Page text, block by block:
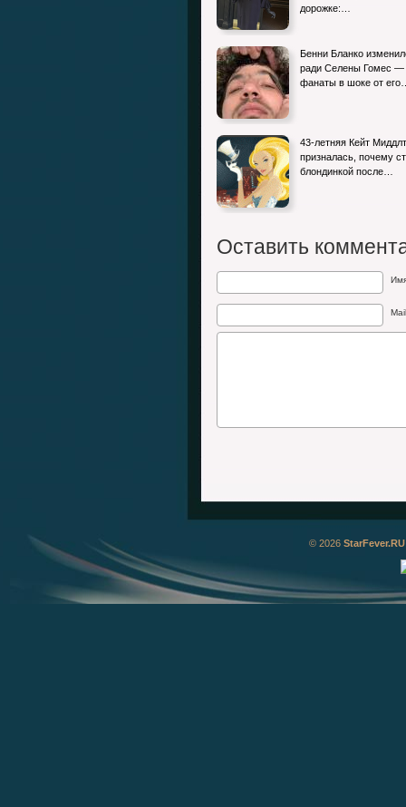
дорожке:…
Бенни Бланко
ради Селены Гомес —
фанаты в шоке от
43-летняя Кейт
призналась, почему
блондинкой после…
Оставить
© 2026 StarFever.RU